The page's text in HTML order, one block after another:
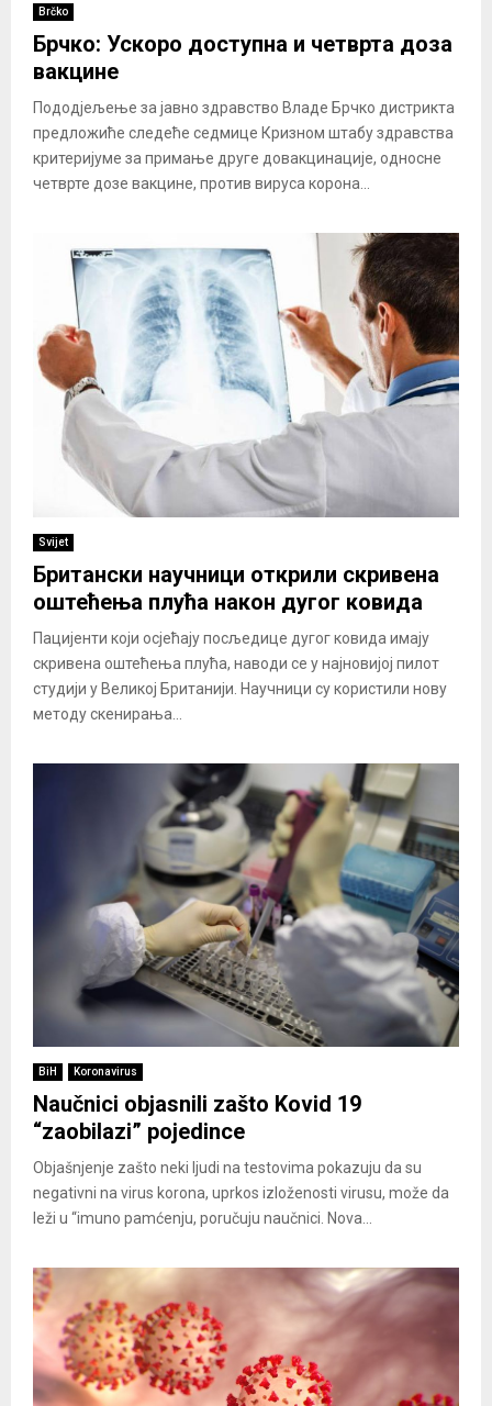
Brčko
Брчко: Ускоро доступна и четврта доза
вакцине
Пододјељење за јавно здравство Владе Брчко дистрикта
предложиће следеће седмице Кризном штабу здравства
критеријуме за примање друге довакцинације, односне
четврте дозе вакцине, против вируса корона...
Svijet
Британски научници открили скривена
оштећења плућа након дугог ковида
Пацијенти који осјећају посљедице дугог ковида имају
скривена оштећења плућа, наводи се у најновијој пилот
студији у Великој Британији. Научници су користили нову
методу скенирања...
BiH Koronavirus
Naučnici objasnili zašto Kovid 19
“zaobilazi” pojedince
Objašnjenje zašto neki ljudi na testovima pokazuju da su
negativni na virus korona, uprkos izloženosti virusu, može da
leži u “imuno pamćenju, poručuju naučnici. Nova...